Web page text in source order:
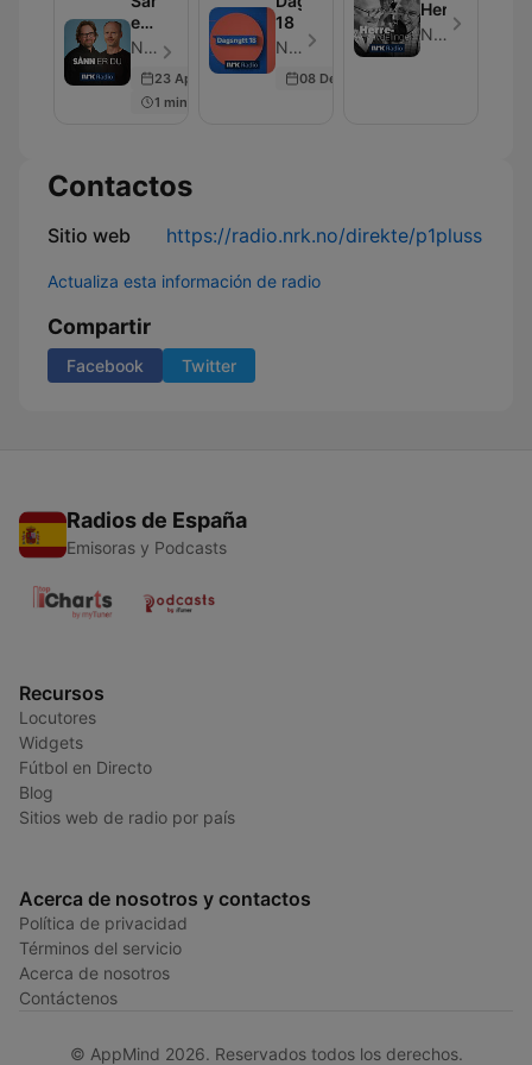
er
duNRK - Episodio 5
23 Apr 2024
1 min
18
NRK - Episodio 3
08 Dec 2025
NRK
Contactos
Sitio web https://radio.nrk.no/direkte/p1pluss
Actualiza esta información de radio
Compartir
Facebook Twitter
Radios de España
Emisoras y Podcasts
Recursos
Locutores
Widgets
Fútbol en Directo
Blog
Sitios web de radio por país
Acerca de nosotros y contactos
Política de privacidad
Términos del servicio
Acerca de nosotros
Contáctenos
© AppMind 2026. Reservados todos los derechos.